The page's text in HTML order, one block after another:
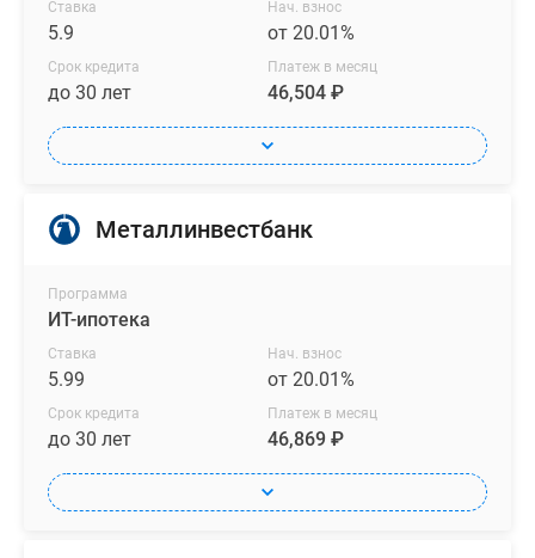
возможность
индивидуальной
перепланировки
пространства
объединения
помещений.
покупка
ипотеку,
рассрочку
или
Ставка
5.9
Нач. взнос
от 20.01%
Срок кредита
до 30 лет
Платеж в месяц
46,504 ₽
Металлинвестбанк
Программа
ИТ-ипотека
Ставка
5.99
Нач. взнос
от 20.01%
Срок кредита
до 30 лет
Платеж в месяц
46,869 ₽